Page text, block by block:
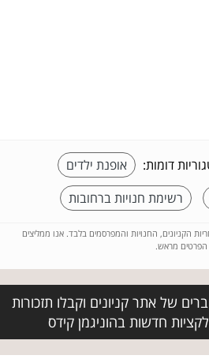
דומות:
אופנת ילדים
רשימת חנויות ברחובות
הקניונים, החנויות והמפרסמים בלבד. אנו ממליצים
הפרטים מראש.
של אתר קניונים וקבלו תזכורות
חדשות בהוניגמן קידס